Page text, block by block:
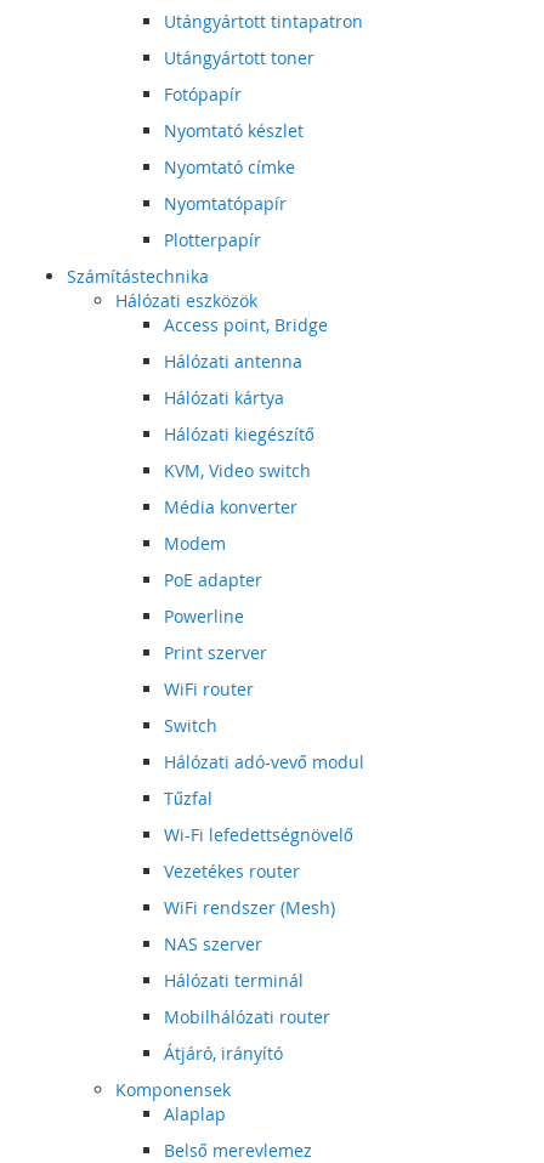
Utángyártott tintapatron
Utángyártott toner
Fotópapír
Nyomtató készlet
Nyomtató címke
Nyomtatópapír
Plotterpapír
Számítástechnika
Hálózati eszközök
Access point, Bridge
Hálózati antenna
Hálózati kártya
Hálózati kiegészítő
KVM, Video switch
Média konverter
Modem
PoE adapter
Powerline
Print szerver
WiFi router
Switch
Hálózati adó-vevő modul
Tűzfal
Wi-Fi lefedettségnövelő
Vezetékes router
WiFi rendszer (Mesh)
NAS szerver
Hálózati terminál
Mobilhálózati router
Átjáró, irányító
Komponensek
Alaplap
Belső merevlemez